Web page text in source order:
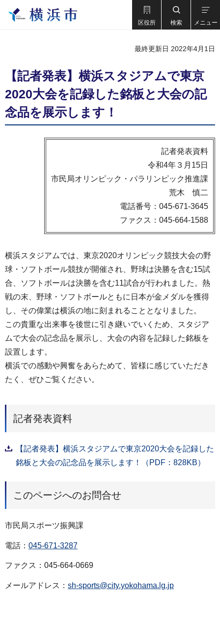
区役所 検索 メニュー
最終更新日 2022年4月1日
【記者発表】横浜スタジアムで東京
2020大会を記録した銘板と大会の記
念品を展示します！
記者発表資料
令和4年３月15日
市民局オリンピック・パラリンピック推進課
荒木 慎二
電話番号：045-671-3645
ファクス：045-664-1588
横浜スタジアムでは、東京2020オリンピック競技大会の野
球・ソフトボール競技が開催され、野球は決勝を含む15試
合、ソフトボールは決勝を含む11試合が行われました。熱
戦の末、野球・ソフトボールともに日本が金メダルを獲得
し、その偉業は横浜の地に刻まれることとなりました。
この貴重な出来事を後世に引き継いでいくため、スタジア
ムで大会の記念品を展示し、大会の内容を記録した銘板を
設置します。
横浜での感動や興奮をあらためて、皆様に感じていただき
たく、ぜひご覧ください。
記者発表資料
【記者発表】横浜スタジアムで東京2020大会を記録した
銘板と大会の記念品を展示します！（PDF：828KB）
このページへのお問合せ
市民局スポーツ振興課
電話： 045-671-3287
ファクス：045-664-0669
メールアドレス： sh-sports@city.yokohama.lg.jp